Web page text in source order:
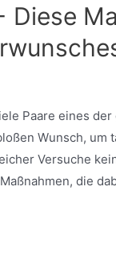
Paare eines
Wunsch,
Versuche
die